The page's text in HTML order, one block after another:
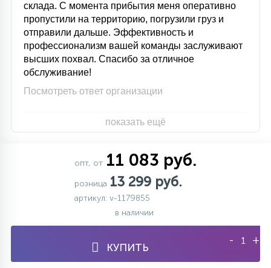
склада. С момента прибытия меня оперативно
пропустили на территорию, погрузили груз и
отправили дальше. Эффективность и
профессионализм вашей команды заслуживают
высших похвал. Спасибо за отличное
обслуживание!
Посмотреть ответ организации
показать ещё
опт, от 11 083 руб.
розница 13 299 руб.
артикул: v-1179855
в наличии
КУПИТЬ
- +